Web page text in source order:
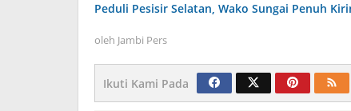
Peduli Pesisir Selatan, Wako Sungai Penuh
oleh Jambi Pers
Ikuti Kami Pada